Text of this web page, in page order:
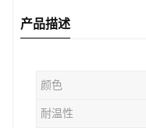
产品描述
颜色
耐温性